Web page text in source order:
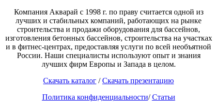
Компания Акварай с 1998 г. по праву считается одной из
лучших и стабильных компаний, работающих на рынке
строительства и продажи оборудования для бассейнов,
изготовления бетонных бассейнов, строительства на участках
и в фитнес-центрах, предоставляя услуги по всей необъятной
России. Наши специалисты используют опыт и знания
лучших фирм Европы и Запада в целом.
Скачать каталог / Скачать презентацию
Политика конфиденциальности/Статьи